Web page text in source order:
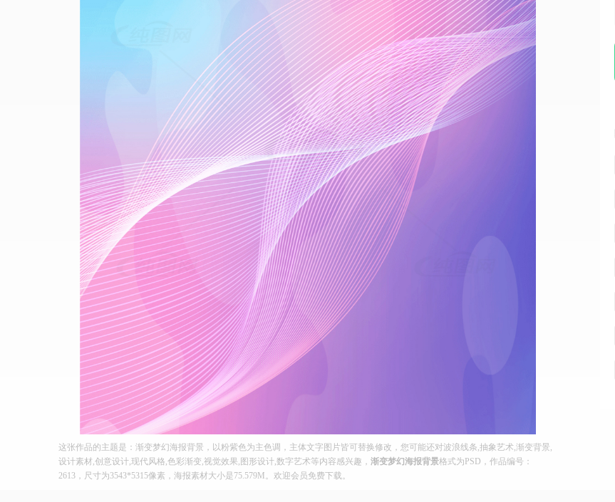
这张作品的主题是：渐变梦幻海报背景，以粉紫色为主色调，主体文字图片皆可替换修改，您可能还对波浪线条,抽象艺术,渐变背景,
设计素材,创意设计,现代风格,色彩渐变,视觉效果,图形设计,数字艺术等内容感兴趣， 渐变梦幻海报背景格式为PSD，作品编号：
2613，尺寸为3543*5315像素，海报素材大小是75.579M。欢迎会员免费下载。